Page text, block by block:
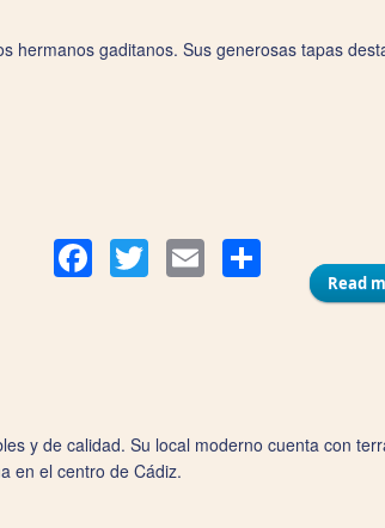
hermanos gaditanos. Sus generosas tapas
FacebookTwitter Email
Read
y de calidad. Su local moderno cuenta con
en el centro de Cádiz.